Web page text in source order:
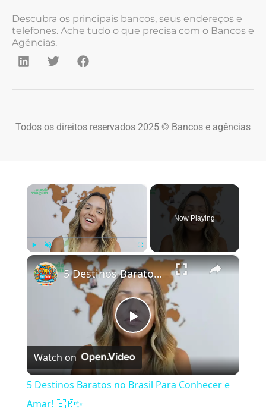
Descubra os principais bancos, seus endereços e
telefones. Ache tudo o que precisa com o Bancos e
Agências.
Todos os direitos reservados 2025 © Bancos e agências
×
Fullscreen
Now Playing
×
Play Video
5 Destinos Baratos no Brasil Para Conhecer e Amar! 🇧🇷✨
Watch on
5 Destinos Baratos no Brasil Para Conhecer e
Amar! 🇧🇷✨